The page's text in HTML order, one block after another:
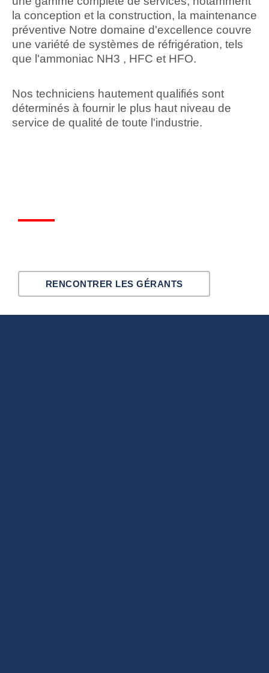
la conception et la construction, la maintenance
préventive Notre domaine d'excellence couvre
une variété de systèmes de réfrigération, tels
que l'ammoniac NH3 , HFC et HFO.
Nos techniciens hautement qualifiés sont
déterminés à fournir le plus haut niveau de
service de qualité de toute l'industrie.
RENCONTRER LES GÉRANTS